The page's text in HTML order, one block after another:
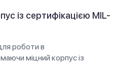
із сертифікацією MIL-
роботи в
міцний корпус із